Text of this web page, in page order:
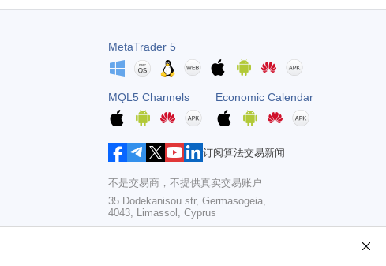
MetaTrader 5
MQL5 Channels Economic Calendar
订阅算法交易新闻
不是交易商，不提供真实交易账户
35 Dodekanisou str, Germasogeia,
4043, Limassol, Cyprus